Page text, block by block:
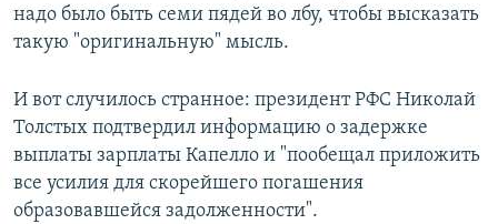
надо было быть семи пядей во лбу, чтобы высказать
такую "оригинальную" мысль.
И вот случилось странное: президент РФС Николай
Толстых подтвердил информацию о задержке
выплаты зарплаты Капелло и "пообещал приложить
все усилия для скорейшего погашения
образовавшейся задолженности".